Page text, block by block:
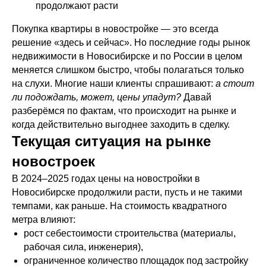
продолжают расти
Покупка квартиры в новостройке — это всегда
решение «здесь и сейчас». Но последние годы рынок
недвижимости в Новосибирске и по России в целом
меняется слишком быстро, чтобы полагаться только
на слухи. Многие наши клиенты спрашивают: а стоит
ли подождать, может, цены упадут? Давай
разберёмся по фактам, что происходит на рынке и
когда действительно выгоднее заходить в сделку.
Текущая ситуация на рынке
новостроек
В 2024–2025 годах цены на новостройки в
Новосибирске продолжили расти, пусть и не такими
темпами, как раньше. На стоимость квадратного
метра влияют:
рост себестоимости строительства (материалы,
рабочая сила, инженерия),
ограниченное количество площадок под застройку